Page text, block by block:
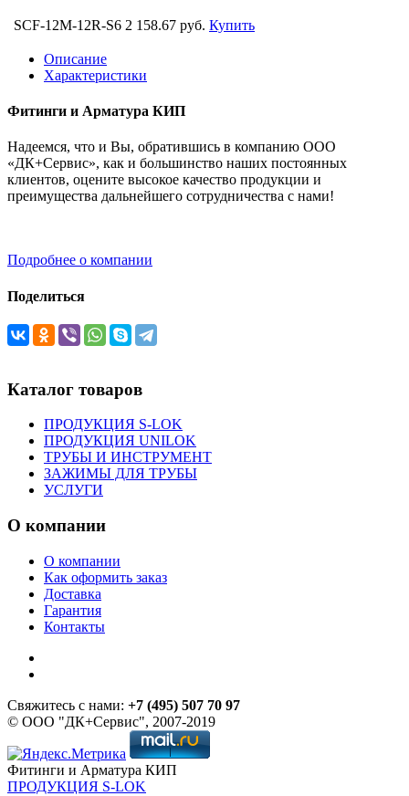
SCF-12M-12R-S6 2 158.67 руб. Купить
Описание
Характеристики
Фитинги и Арматура КИП
Надеемся, что и Вы, обратившись в компанию ООО
«ДК+Сервис», как и большинство наших постоянных
клиентов, оцените высокое качество продукции и
преимущества дальнейшего сотрудничества с нами!
Подробнее о компании
Поделиться
Каталог товаров
ПРОДУКЦИЯ S-LOK
ПРОДУКЦИЯ UNILOK
ТРУБЫ И ИНСТРУМЕНТ
ЗАЖИМЫ ДЛЯ ТРУБЫ
УСЛУГИ
О компании
О компании
Как оформить заказ
Доставка
Гарантия
Контакты
Свяжитесь с нами: +7 (495) 507 70 97
© ООО "ДК+Сервис", 2007-2019
Фитинги и Арматура КИП
ПРОДУКЦИЯ S-LOK